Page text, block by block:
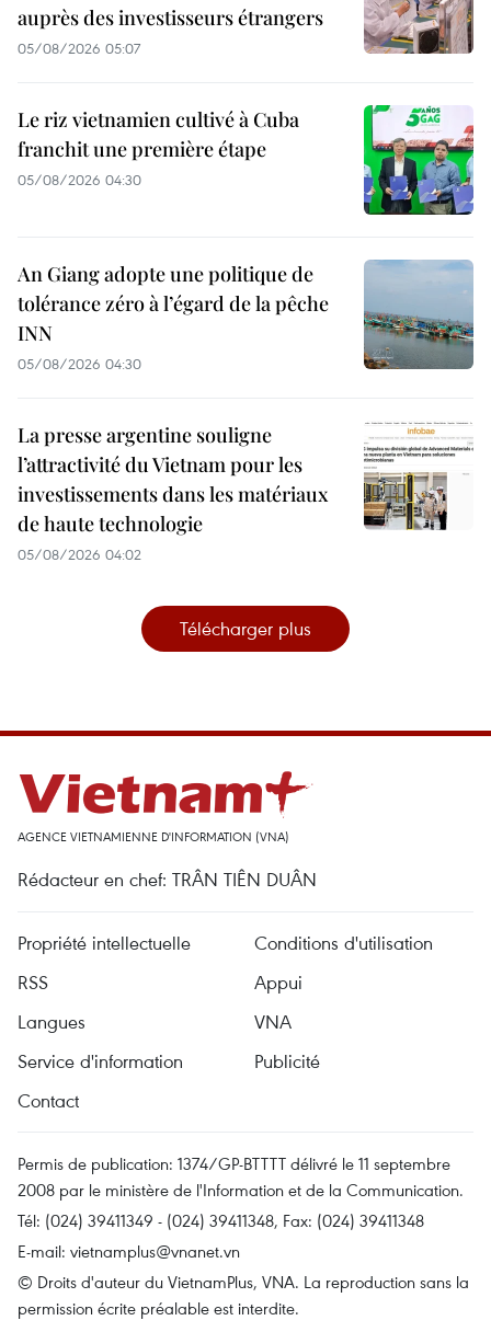
auprès des investisseurs étrangers
05/08/2026 05:07
Le riz vietnamien cultivé à Cuba
franchit une première étape
05/08/2026 04:30
An Giang adopte une politique de
tolérance zéro à l’égard de la pêche
INN
05/08/2026 04:30
La presse argentine souligne
l’attractivité du Vietnam pour les
investissements dans les matériaux
de haute technologie
05/08/2026 04:02
Télécharger plus
AGENCE VIETNAMIENNE D'INFORMATION (VNA)
Rédacteur en chef: TRÂN TIÊN DUÂN
Propriété intellectuelle
Conditions d'utilisation
RSS
Appui
Langues
VNA
Service d'information
Publicité
Contact
Permis de publication: 1374/GP-BTTTT délivré le 11 septembre
2008 par le ministère de l'Information et de la Communication.
Tél: (024) 39411349 - (024) 39411348, Fax: (024) 39411348
E-mail: vietnamplus@vnanet.vn
© Droits d'auteur du VietnamPlus, VNA. La reproduction sans la
permission écrite préalable est interdite.